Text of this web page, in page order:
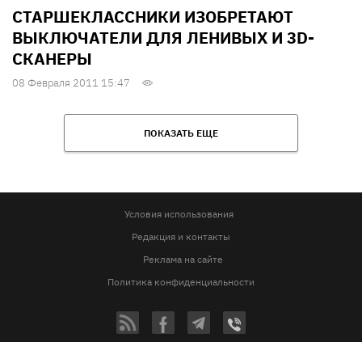
СТАРШЕКЛАССНИКИ ИЗОБРЕТАЮТ
ВЫКЛЮЧАТЕЛИ ДЛЯ ЛЕНИВЫХ И 3D-
СКАНЕРЫ
08 Февраля 2011 15:47
ПОКАЗАТЬ ЕЩЕ
Условия использования
Редакция и контакты
Реклама на сайте
Политика конфиденциальности